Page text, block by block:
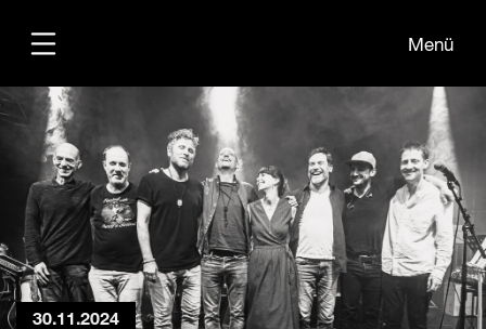
Übersicht
Medien
Kontakt
Menü
30.11.2024